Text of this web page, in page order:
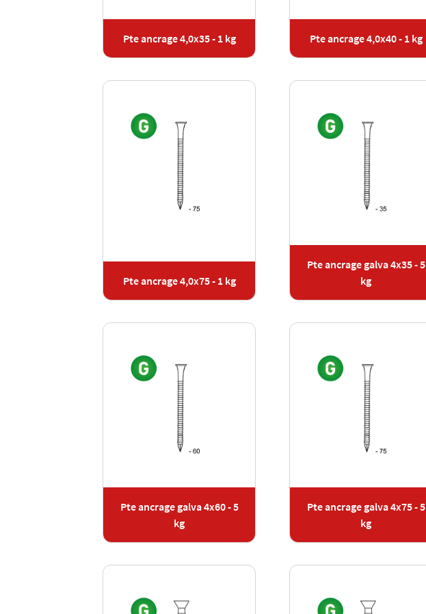
Pte ancrage 4,0x35 - 1 kg Pte ancrage 4,0x40 - 1 kg
Pte ancrage 4,0x75 - 1 kg
Pte ancrage galva 4x35 - 5
kg
Pte ancrage galva 4x60 - 5
kg
Pte ancrage galva 4x75 - 5
kg